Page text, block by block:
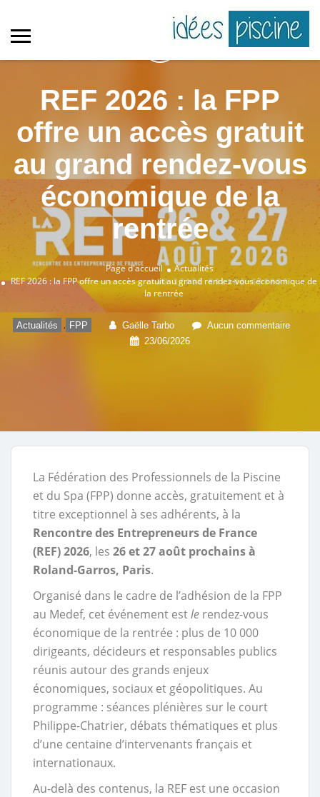
REF 2026 : la FPP
offre un accès gratuit
au grand rendez-vous
économique de la
rentrée
Page d'accueil
Actualités
REF 2026 : la FPP offre un accès gratuit au grand rendez-vous économique de
la rentrée
Actualités , FPP Gaëlle Tarbo
Aucun commentaire
23/06/2026
La Fédération des Professionnels de la Piscine
et du Spa (FPP) donne accès, gratuitement et à
titre exceptionnel à ses adhérents, à la
Rencontre des Entrepreneurs de France
(REF) 2026, les 26 et 27 août prochains à
Roland-Garros, Paris.
Organisé dans le cadre de l’adhésion de la FPP
au Medef, cet événement estle rendez-vous
économique de la rentrée : plus de 10 000
dirigeants, décideurs et responsables publics
réunis autour des grands enjeux
économiques, sociaux et géopolitiques. Au
programme : séances plénières sur le court
Philippe-Chatrier, débats thématiques et plus
d’une centaine d’intervenants français et
internationaux.
Au-delà des contenus, la REF est une occasion